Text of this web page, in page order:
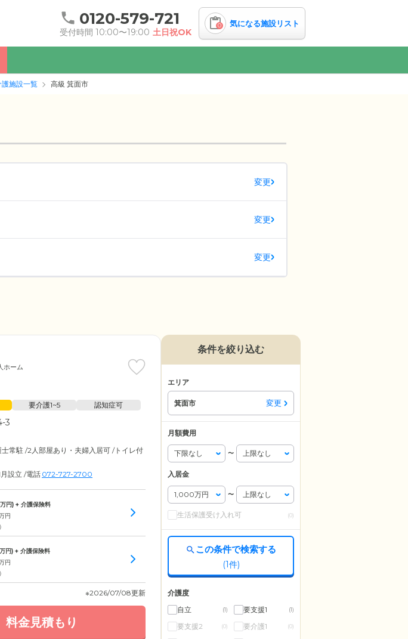
0120-579-721
受付時間 10:00〜19:00 土日祝OK
0 気になる施設リスト
施設一覧 高級 箕面市
変更
変更
変更
ホーム
要介護1~5 認知症可
3
常駐 /2人部屋あり・夫婦入居可 /トイレ付
月設立 /電話 072-727-2700
万円) + 介護保険料
円
万円) + 介護保険料
円
※2026/07/08更新
料金見積もり
条件を絞り込む
エリア
箕面市 変更
月額費用
〜
入居金
〜
生活保護受け入れ可 (0)
この条件で検索する
(1件)
介護度
自立
(1) 要支援1 (1)
要支援2 (0) 要介護1 (0)